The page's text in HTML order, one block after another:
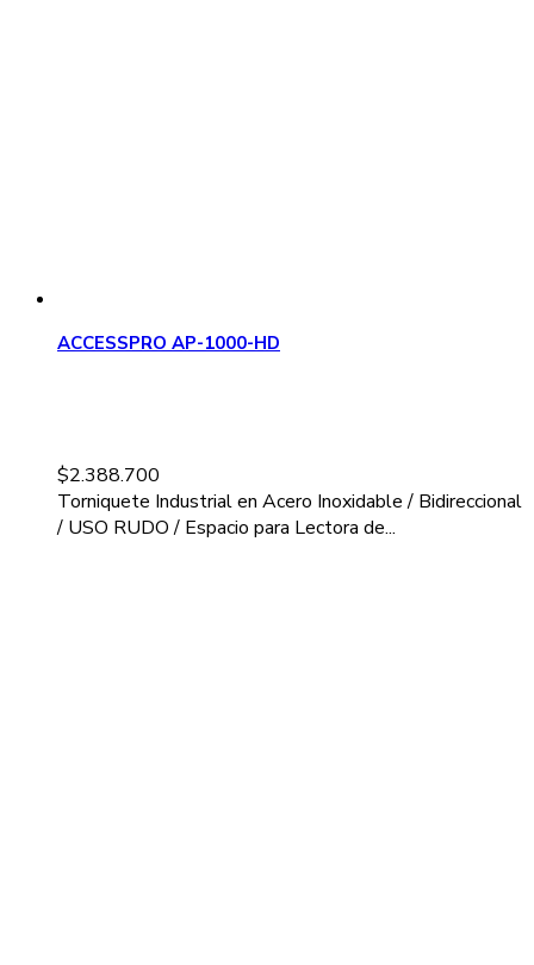
ACCESSPRO AP-1000-HD
$2.388.700
Torniquete Industrial en Acero Inoxidable / Bidireccional
/ USO RUDO / Espacio para Lectora de...